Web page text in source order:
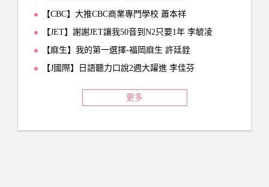
【CBC】大推CBC商業專門學校 蕭本祥
【JET】謝謝JET讓我50音到N2只要1年 李毓凌
【麻生】我的第一選擇-福岡麻生 許廷銓
【J國際】日語聽力口說2週大躍進 李佳芬
更多